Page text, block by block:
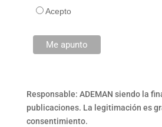
Acepto
Responsable: ADEMAN siendo la
publicaciones. La legitimación es
consentimiento.